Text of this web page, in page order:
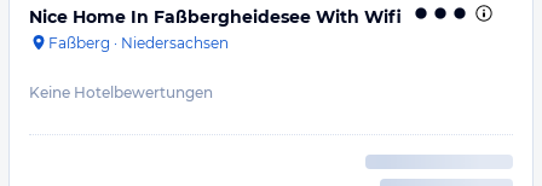
Nice Home In Faßbergheidesee With Wifi
Faßberg · Niedersachsen
Keine Hotelbewertungen